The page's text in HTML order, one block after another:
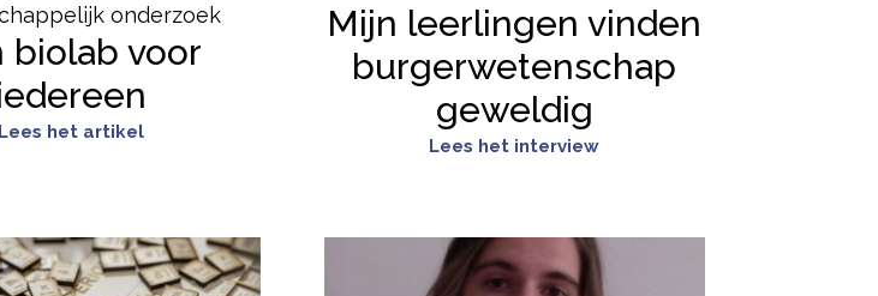
onderzoek
biolab voor
Lees het artikel
Mijn leerlingen vinden
burgerwetenschap
geweldig
Lees het interview